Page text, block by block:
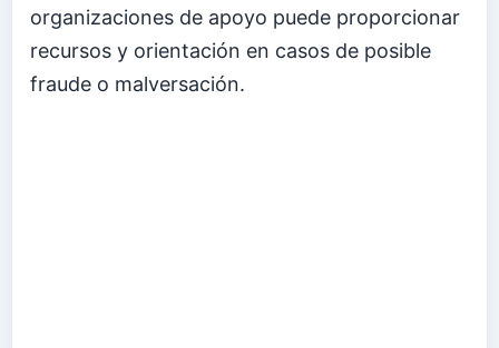
organizaciones de apoyo puede proporcionar
recursos y orientación en casos de posible
fraude o malversación.